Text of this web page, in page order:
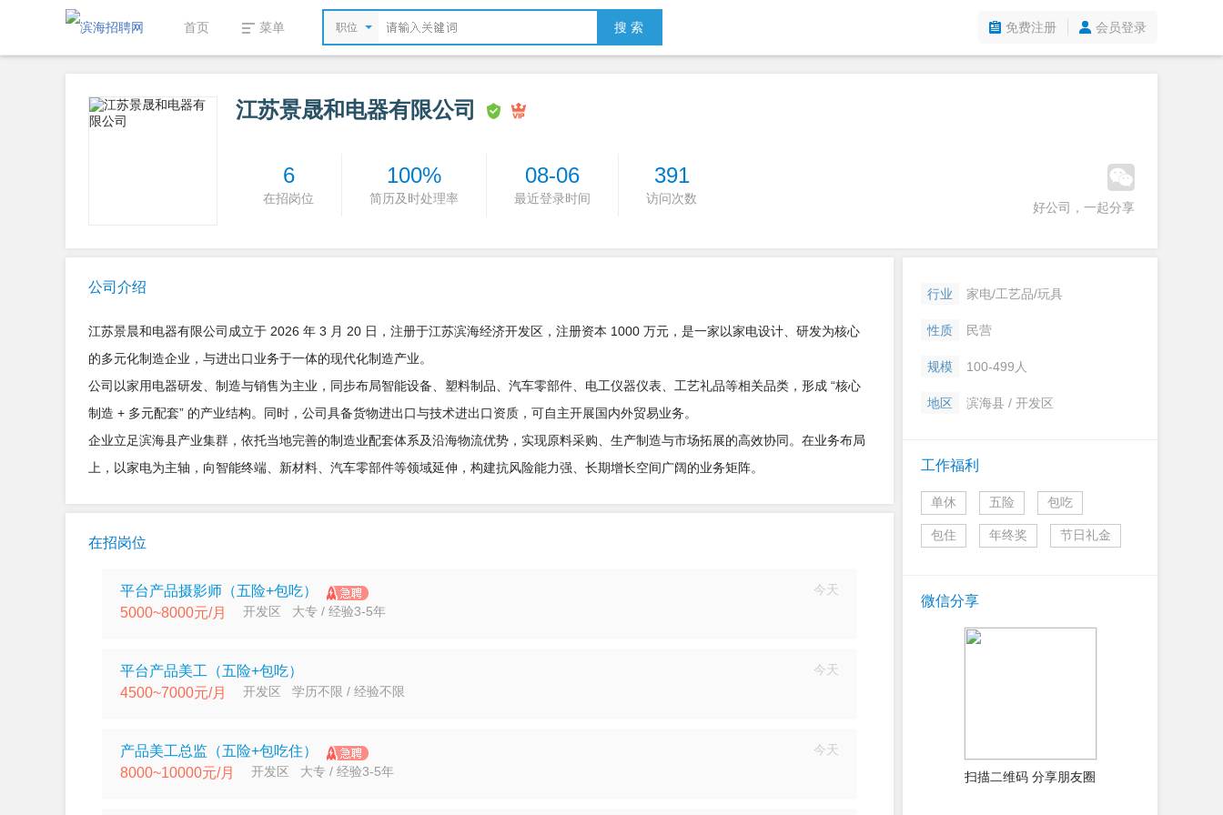
首页 菜单 职位 搜 索 免费注册 会员登录
江苏景晟和电器有限公司
6
在招岗位
100%
简历及时处理率
08-06
最近登录时间
391
访问次数
好公司，一起分享
公司介绍
江苏景晨和电器有限公司成立于 2026 年 3 月 20 日，注册于江苏滨海经济开发区，注册资本 1000 万元，是一家以家电设计、研发为核心
的多元化制造企业，与进出口业务于一体的现代化制造产业。
公司以家用电器研发、制造与销售为主业，同步布局智能设备、塑料制品、汽车零部件、电工仪器仪表、工艺礼品等相关品类，形成 “核心
制造 + 多元配套” 的产业结构。同时，公司具备货物进出口与技术进出口资质，可自主开展国内外贸易业务。
企业立足滨海县产业集群，依托当地完善的制造业配套体系及沿海物流优势，实现原料采购、生产制造与市场拓展的高效协同。在业务布局
上，以家电为主轴，向智能终端、新材料、汽车零部件等领域延伸，构建抗风险能力强、长期增长空间广阔的业务矩阵。
在招岗位
平台产品摄影师（五险+包吃） 今天
5000~8000元/月 开发区 大专 / 经验3-5年
平台产品美工（五险+包吃） 今天
4500~7000元/月 开发区 学历不限 / 经验不限
产品美工总监（五险+包吃住） 今天
8000~10000元/月 开发区 大专 / 经验3-5年
行业 家电/工艺品/玩具
性质 民营
规模 100-499人
地区 滨海县 / 开发区
工作福利
单休 五险 包吃
包住 年终奖 节日礼金
微信分享
扫描二维码 分享朋友圈